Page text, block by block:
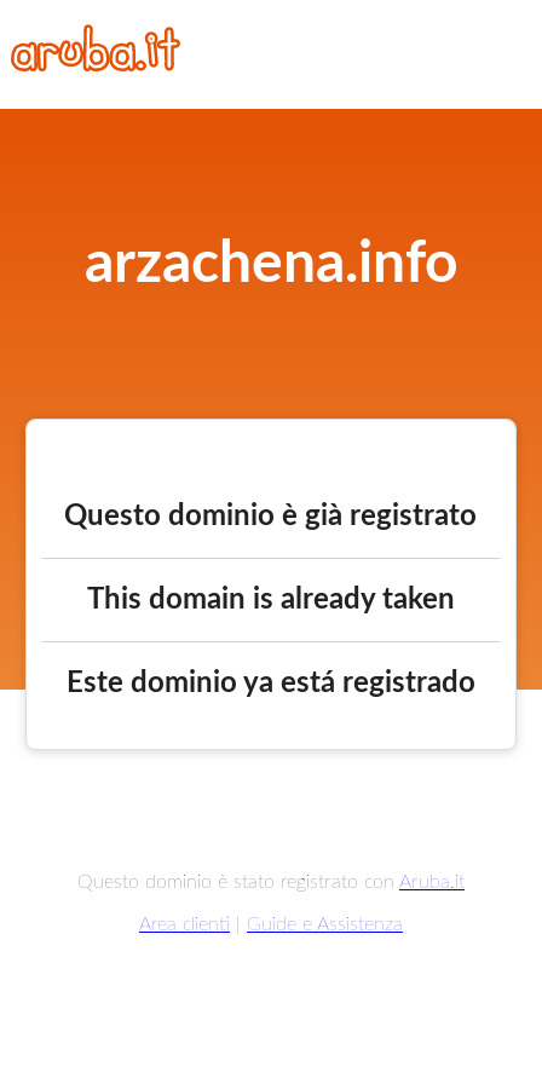
arzachena.info
Questo dominio è già registrato
This domain is already taken
Este dominio ya está registrado
Questo dominio è stato registrato con Aruba.it
Area clienti Guide e Assistenza